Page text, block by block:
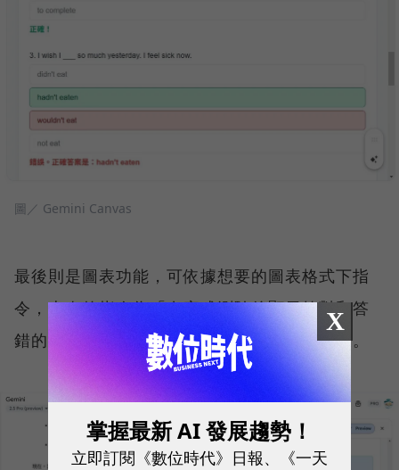
圖／ Gemini Canvas
最後則是圖表功能，可依據想要的圖表格式下指
令，本次的指令為「在完成測驗後顯示答對和答
錯的題目比例」，就能生成視覺化的簡易圖表。
X
掌握最新 AI 發展趨勢！
立即訂閱《數位時代》日報、《一天